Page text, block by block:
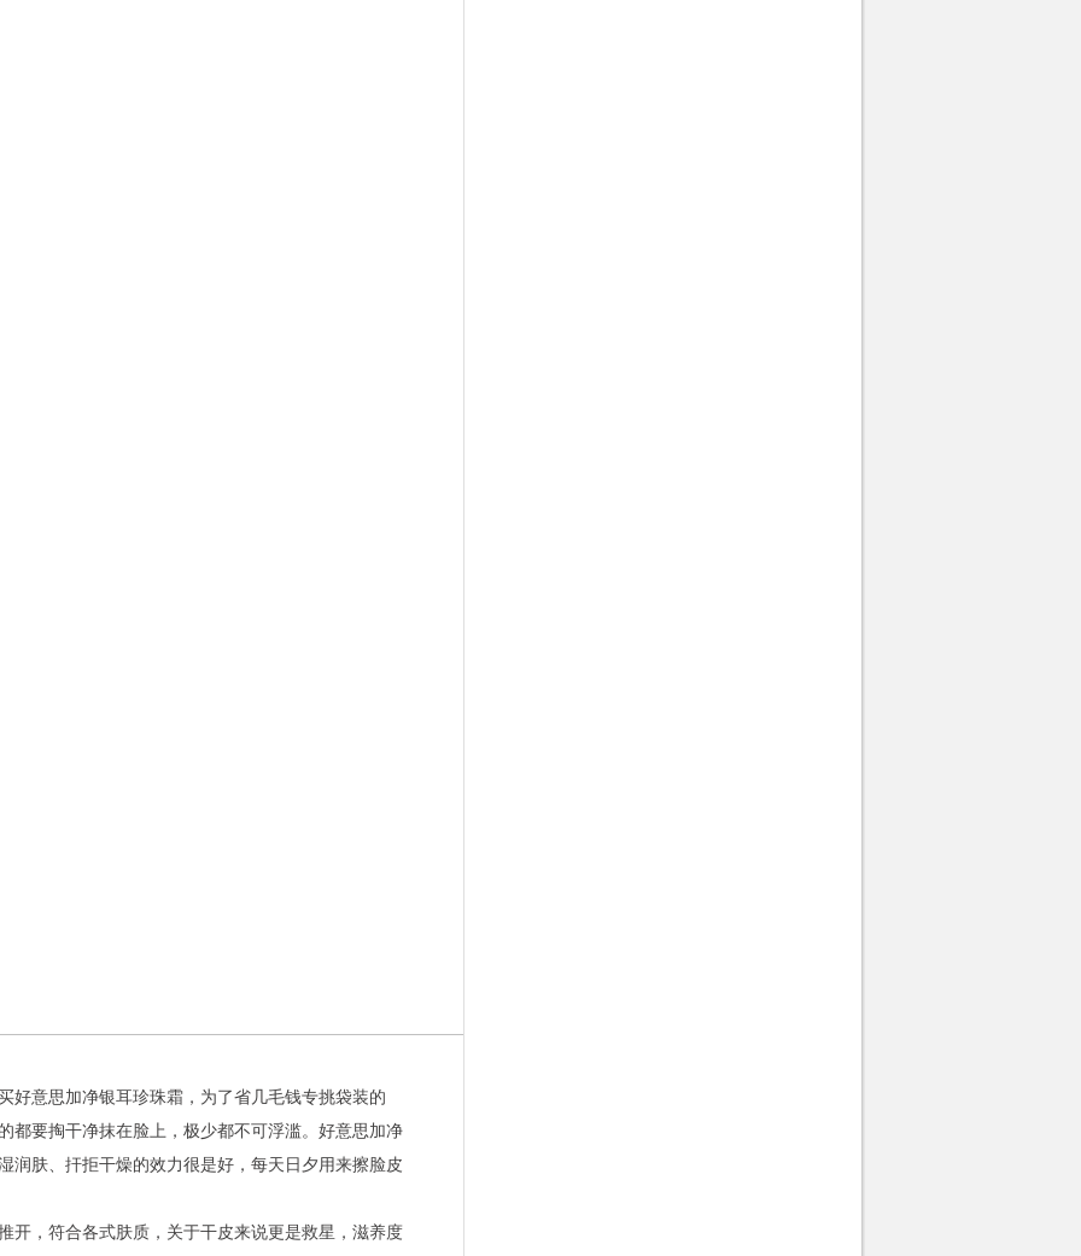
好意思加净银耳珍珠霜，为了省几毛钱专挑袋装的
都要掏干净抹在脸上，极少都不可浮滥。好意思加净
润肤、扞拒干燥的效力很是好，每天日夕用来擦脸皮
开，符合各式肤质，关于干皮来说更是救星，滋养度